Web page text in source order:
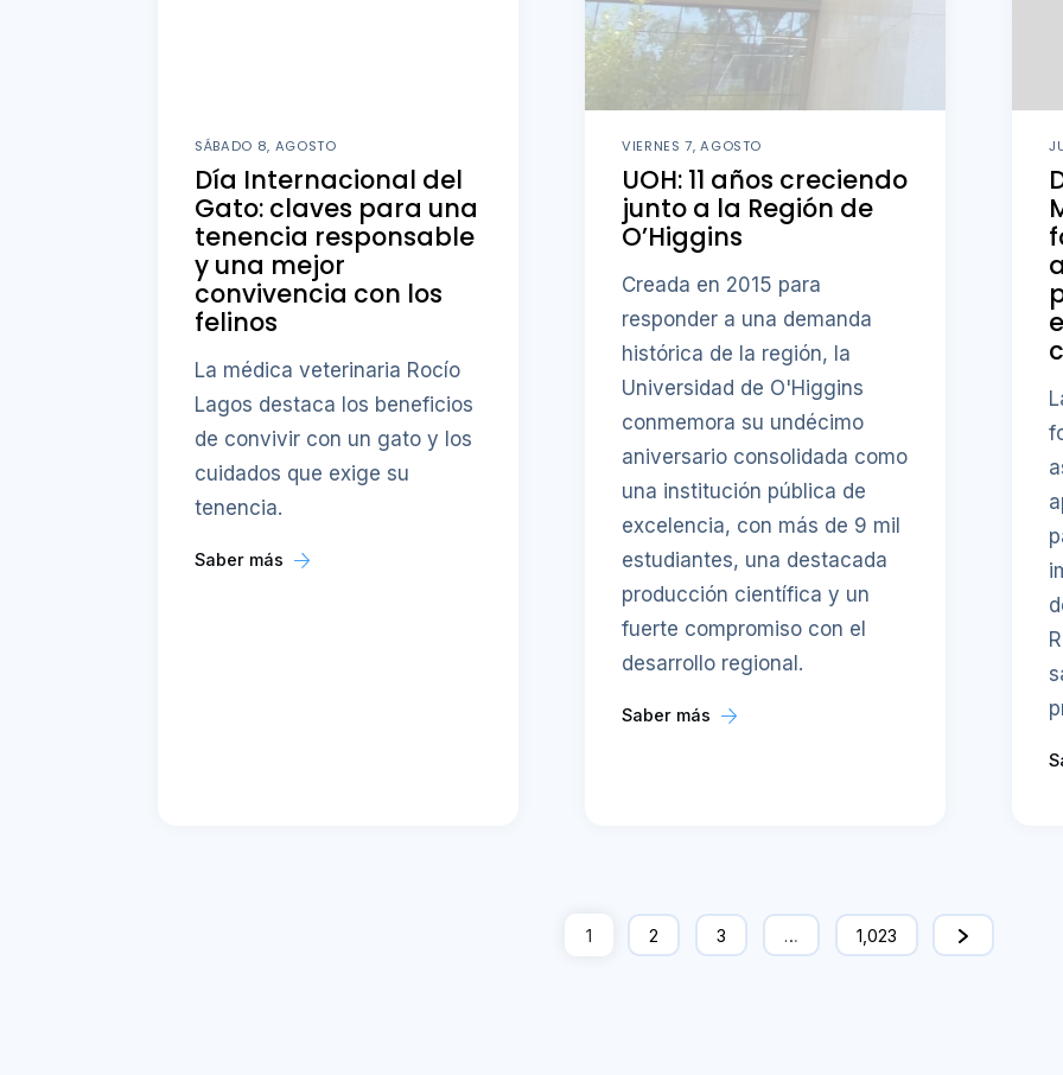
SÁBADO 8, AGOSTO
Día Internacional del
Gato: claves para una
tenencia responsable
y una mejor
convivencia con los
felinos
La médica veterinaria Rocío
Lagos destaca los beneficios
de convivir con un gato y los
cuidados que exige su
tenencia.
Saber más
VIERNES 7, AGOSTO
UOH: 11 años creciendo
junto a la Región de
O’Higgins
Creada en 2015 para
responder a una demanda
histórica de la región, la
Universidad de O'Higgins
conmemora su undécimo
aniversario consolidada como
una institución pública de
excelencia, con más de 9 mil
estudiantes, una destacada
producción científica y un
fuerte compromiso con el
desarrollo regional.
Saber más
1 2 3 … 1,023